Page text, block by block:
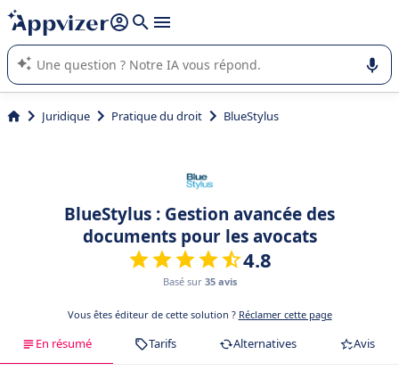
répondre (plusieurs lignes avec
L'IA de Appvizer vous guide dans l'utilisation ou la sélection de
logiciel SaaS en entreprise.
Juridique Pratique du droit BlueStylus
BlueStylus : Gestion avancée des
documents pour les avocats
4.8
Basé sur 35 avis
Vous êtes éditeur de cette solution ? Réclamer cette page
En résumé Tarifs Alternatives Avis